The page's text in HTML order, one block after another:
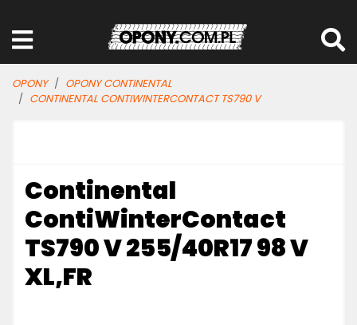
OPONY
OPONY CONTINENTAL
CONTINENTAL CONTIWINTERCONTACT TS790 V
Continental
ContiWinterContact
TS790 V 255/40R17 98 V
XL,FR